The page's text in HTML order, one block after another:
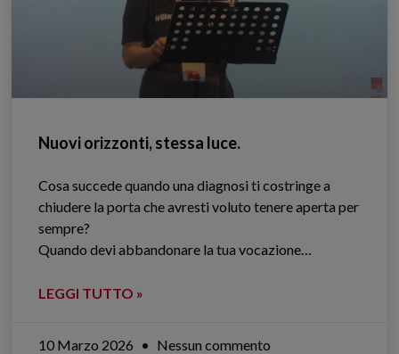
Nuovi orizzonti, stessa luce.
Cosa succede quando una diagnosi ti costringe a
chiudere la porta che avresti voluto tenere aperta per
sempre?
Quando devi abbandonare la tua vocazione…
LEGGI TUTTO »
10 Marzo 2026 Nessun commento